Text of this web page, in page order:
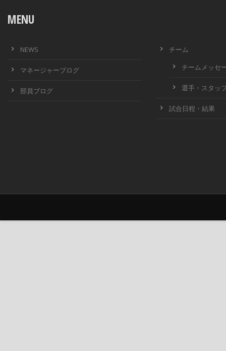
MENU
NEWS
マネージャーブログ
部員ブログ
チーム
チームメッセ
選手・スタッ
試合日程・結果